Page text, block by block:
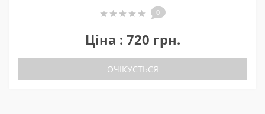
0
Ціна : 720 грн.
ОЧІКУЄТЬСЯ